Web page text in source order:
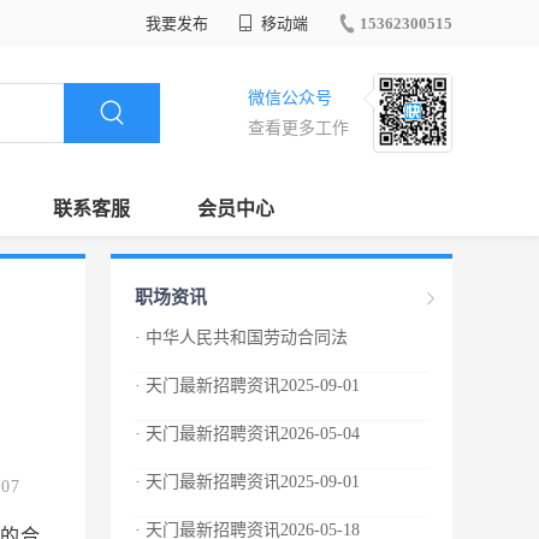
我要发布 移动端 15362300515
微信公众号
查看更多工作
联系客服 会员中心
职场资讯
· 中华人民共和国劳动合同法
· 天门最新招聘资讯2025-09-01
· 天门最新招聘资讯2026-05-04
· 天门最新招聘资讯2025-09-01
· 天门最新招聘资讯2026-05-18